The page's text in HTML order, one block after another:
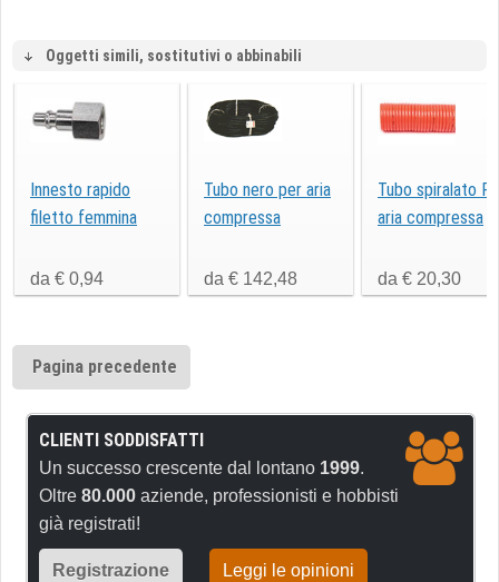
Oggetti simili, sostitutivi o abbinabili
Innesto rapido
filetto femmina
da € 0,94
Tubo nero per aria
compressa
da € 142,48
Tubo spiralato
aria compressa
da € 20,30
Pagina precedente
CLIENTI SODDISFATTI
Un successo crescente dal lontano 1999.
Oltre 80.000 aziende, professionisti e hobbisti
già registrati!
Registrazione Leggi le opinioni